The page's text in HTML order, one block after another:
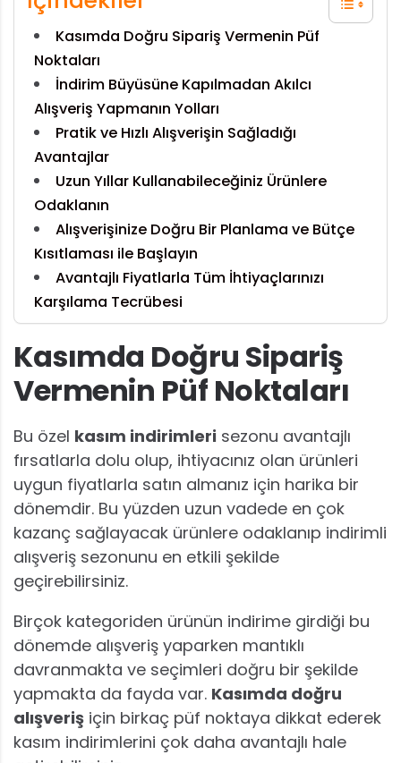
Kasımda Doğru Sipariş Vermenin Püf
Noktaları
İndirim Büyüsüne Kapılmadan Akılcı
Alışveriş Yapmanın Yolları
Pratik ve Hızlı Alışverişin Sağladığı
Avantajlar
Uzun Yıllar Kullanabileceğiniz Ürünlere
Odaklanın
Alışverişinize Doğru Bir Planlama ve Bütçe
Kısıtlaması ile Başlayın
Avantajlı Fiyatlarla Tüm İhtiyaçlarınızı
Karşılama Tecrübesi
Kasımda Doğru Sipariş
Vermenin Püf Noktaları
Bu özel kasım indirimleri sezonu avantajlı
fırsatlarla dolu olup, ihtiyacınız olan ürünleri
uygun fiyatlarla satın almanız için harika bir
dönemdir. Bu yüzden uzun vadede en çok
kazanç sağlayacak ürünlere odaklanıp indirimli
alışveriş sezonunu en etkili şekilde
geçirebilirsiniz.
Birçok kategoriden ürünün indirime girdiği bu
dönemde alışveriş yaparken mantıklı
davranmakta ve seçimleri doğru bir şekilde
yapmakta da fayda var. Kasımda doğru
alışveriş için birkaç püf noktaya dikkat ederek
kasım indirimlerini çok daha avantajlı hale